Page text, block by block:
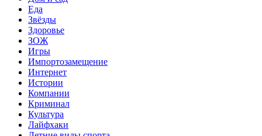
Еда
Звёзды
Здоровье
ЗОЖ
Игры
Импортозамещение
Интернет
Истории
Компании
Криминал
Культура
Лайфхаки